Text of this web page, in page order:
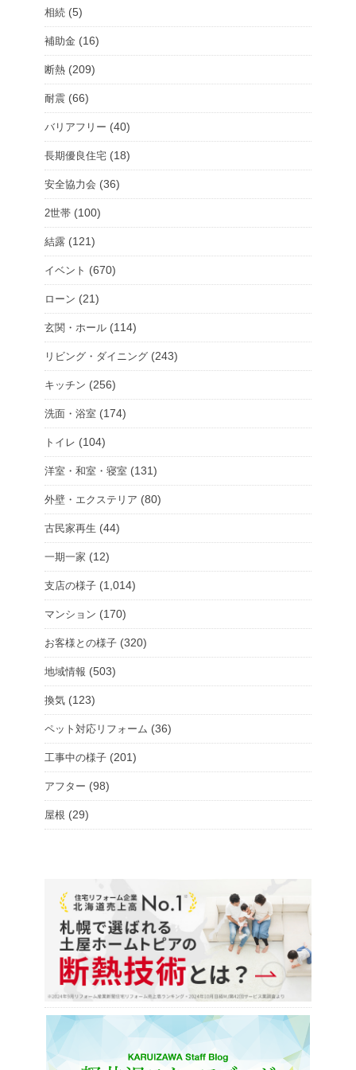
相続 (5)
補助金 (16)
断熱 (209)
耐震 (66)
バリアフリー (40)
長期優良住宅 (18)
安全協力会 (36)
2世帯 (100)
結露 (121)
イベント (670)
ローン (21)
玄関・ホール (114)
リビング・ダイニング (243)
キッチン (256)
洗面・浴室 (174)
トイレ (104)
洋室・和室・寝室 (131)
外壁・エクステリア (80)
古民家再生 (44)
一期一家 (12)
支店の様子 (1,014)
マンション (170)
お客様との様子 (320)
地域情報 (503)
換気 (123)
ペット対応リフォーム (36)
工事中の様子 (201)
アフター (98)
屋根 (29)